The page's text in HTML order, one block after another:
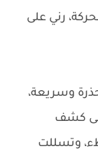
رني على
وسريعة،
كشف
وتسللت